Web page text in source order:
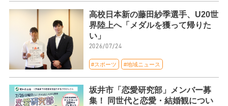
高校日本新の藤田紗季選手、U20世
界陸上へ「メダルを獲って帰りた
い」
2026/07/24
#スポーツ #地域ニュース
坂井市「恋愛研究部」メンバー募
集！ 同世代と恋愛・結婚観につい